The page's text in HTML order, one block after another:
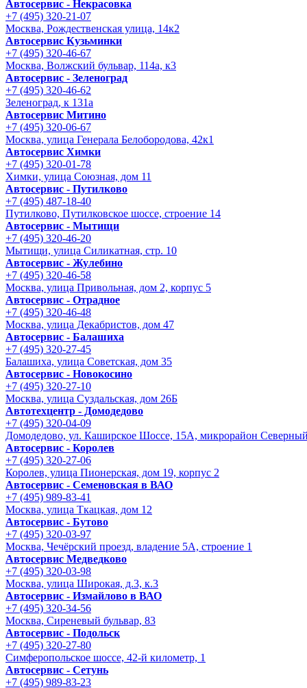
Автосервис - Некрасовка
+7 (495) 320-21-07
Москва, Рождественская улица, 14к2
Автосервис Кузьминки
+7 (495) 320-46-67
Москва, Волжский бульвар, 114а, к3
Автосервис - Зеленоград
+7 (495) 320-46-62
Зеленоград, к 131а
Автосервис Митино
+7 (495) 320-06-67
Москва, улица Генерала Белобородова, 42к1
Автосервис Химки
+7 (495) 320-01-78
Химки, улица Союзная, дом 11
Автосервис - Путилково
+7 (495) 487-18-40
Путилково, Путилковское шоссе, строение 14
Автосервис - Мытищи
+7 (495) 320-46-20
Мытищи, улица Силикатная, стр. 10
Автосервис - Жулебино
+7 (495) 320-46-58
Москва, улица Привольная, дом 2, корпус 5
Автосервис - Отрадное
+7 (495) 320-46-48
Москва, улица Декабристов, дом 47
Автосервис - Балашиха
+7 (495) 320-27-45
Балашиха, улица Советская, дом 35
Автосервис - Новокосино
+7 (495) 320-27-10
Москва, улица Суздальская, дом 26Б
Автотехцентр - Домодедово
+7 (495) 320-04-09
Домодедово, ул. Каширское Шоссе, 15А, микрорайон
Автосервис - Королев
+7 (495) 320-27-06
Королев, улица Пионерская, дом 19, корпус 2
Автосервис - Семеновская в ВАО
+7 (495) 989-83-41
Москва, улица Ткацкая, дом 12
Автосервис - Бутово
+7 (495) 320-03-97
Москва, Чечёрский проезд, владение 5А, строение 1
Автосервис Медведково
+7 (495) 320-03-98
Москва, улица Широкая, д.3, к.3
Автосервис - Измайлово в ВАО
+7 (495) 320-34-56
Москва, Сиреневый бульвар, 83
Автосервис - Подольск
+7 (495) 320-27-80
Симферопольское шоссе, 42-й километр, 1
Автосервис - Сетунь
+7 (495) 989-83-23